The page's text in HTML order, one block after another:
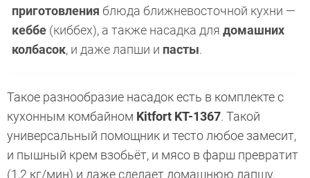
приготовления блюда ближневосточной кухни —
кеббе (киббех), а также насадка для домашних
колбасок, и даже лапши и пасты.
Такое разнообразие насадок есть в комплекте с
кухонным комбайном Kitfort KT-1367. Такой
универсальный помощник и тесто любое замесит,
и пышный крем взобьёт, и мясо в фарш превратит
(1,2 кг/мин) и даже сделает домашнюю лапшу.